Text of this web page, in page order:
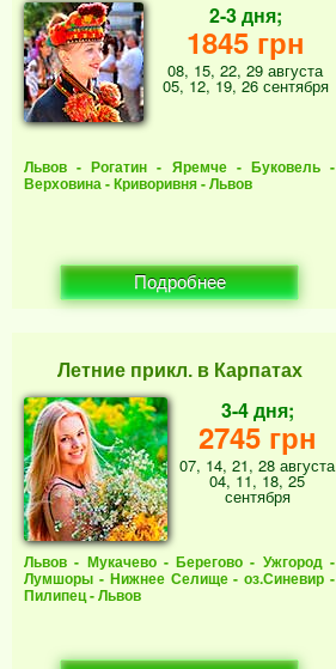
2-3 дня;
1845 грн
08, 15, 22, 29 августа
05, 12, 19, 26 сентября
Львов - Рогатин - Яремче - Буковель -
Верховина - Криворивня - Львов
Подробнее
Летние прикл. в Карпатах
3-4 дня;
2745 грн
07, 14, 21, 28 августа
04, 11, 18, 25
сентября
Львов - Мукачево - Берегово - Ужгород -
Лумшоры - Нижнее Селище - оз.Синевир -
Пилипец - Львов